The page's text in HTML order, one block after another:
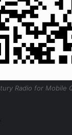
Radio for Mobile